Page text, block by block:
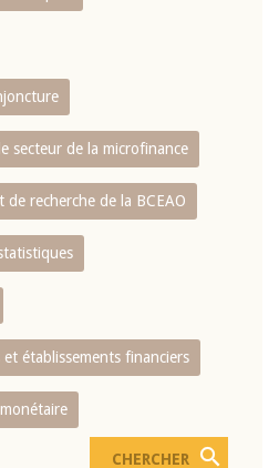
secteur de la microfinance
de recherche de la BCEAO
établissements financiers